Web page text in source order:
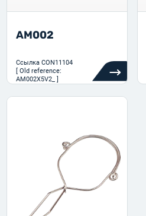
AM002
Ссылка CON11104
[ Old reference:
AM002X5V2_ ]